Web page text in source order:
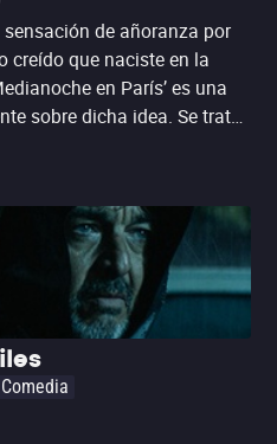
de añoranza por
creído que naciste en la
en París’ es una
sobre dicha idea. Se trata
al otro lado del Atlántico de
por mejor guión), y
de su director: un
creativo, un amor
relaciones
los viejos idealismos. El
es fenomenal,
como Rachel McAdams,
Kathy Bates, Adrien
otros.
Comedia